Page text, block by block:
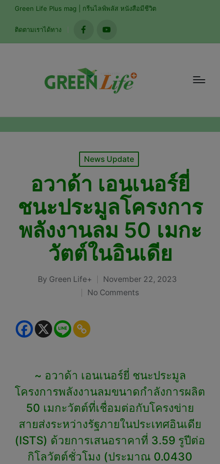
Green Life Plus mag | กรีนไลฟ์พลัส หนังสือมีชีวิต
ติดตามเราได้ทาง
facebookyoutube
Posted
in
News Update
อวาด้า เอนเนอร์ยี่
ชนะประมูลโครงการ
พลังงานลม 50 เมกะ
วัตต์ในอินเดีย
Posted
By Green Life+
November 22, 2023
No Comments
~ อวาด้า เอนเนอร์ยี่ ชนะประมูล
โครงการพลังงานลมขนาดกำลังการผลิต
50 เมกะวัตต์ที่เชื่อมต่อกับโครงข่าย
สายส่งระหว่างรัฐภายในประเทศอินเดีย
(ISTS) ด้วยการเสนอราคาที่ 3.59 รูปีต่อ
กิโลวัตต์ชั่วโมง (ประมาณ 0.0430
modal-check